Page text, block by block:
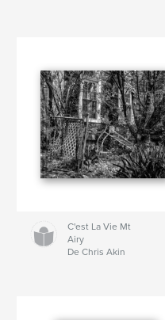
C'est La Vie Mt
Airy
De Chris Akin